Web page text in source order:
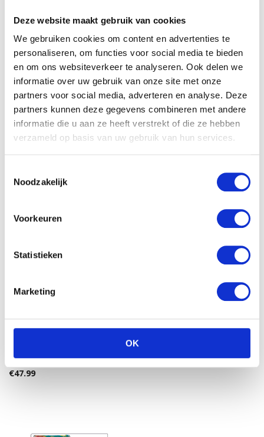
Deze website maakt gebruik van cookies
We gebruiken cookies om content en advertenties te
personaliseren, om functies voor social media te bieden
en om ons websiteverkeer te analyseren. Ook delen we
informatie over uw gebruik van onze site met onze
partners voor social media, adverteren en analyse. Deze
partners kunnen deze gegevens combineren met andere
informatie die u aan ze heeft verstrekt of die ze hebben
verzameld op basis van uw gebruik van hun services.
Noodzakelijk
Voorkeuren
Statistieken
Marketing
OK
Naam *
E-mail
Gerelateerde producten
Maandv
€47.99
Pampers Active Fit – Maat
3 Maandbox 204 st.
€54.99